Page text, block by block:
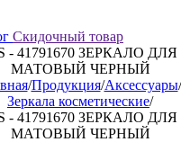
Скидочный товар
- 41791670 ЗЕРКАЛО
МАТОВЫЙ ЧЕРНЫЙ
/Продукция/Аксессуары/
Зеркала косметические/
- 41791670 ЗЕРКАЛО
МАТОВЫЙ ЧЕРНЫЙ